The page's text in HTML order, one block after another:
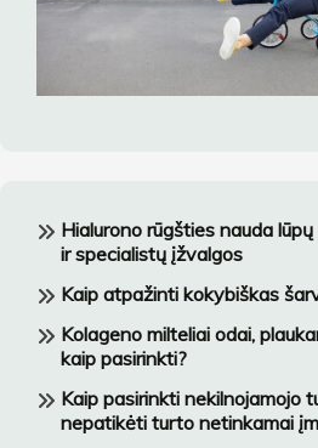
Hialurono rūgšties nauda
ir specialistų įžvalgos
Kaip atpažinti kokybiškas
Kolageno milteliai odai,
kaip pasirinkti?
Kaip pasirinkti nekilnojamojo
nepatikėti turto netinkamai